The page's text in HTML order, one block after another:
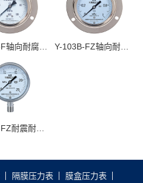
Y-153B-F轴向耐腐蚀不锈钢压力表 Y-103B-FZ轴向耐震耐腐蚀不锈钢压力表
Y-150B-FZ耐震耐腐蚀不锈钢压力表
隔膜压力表 膜盒压力表